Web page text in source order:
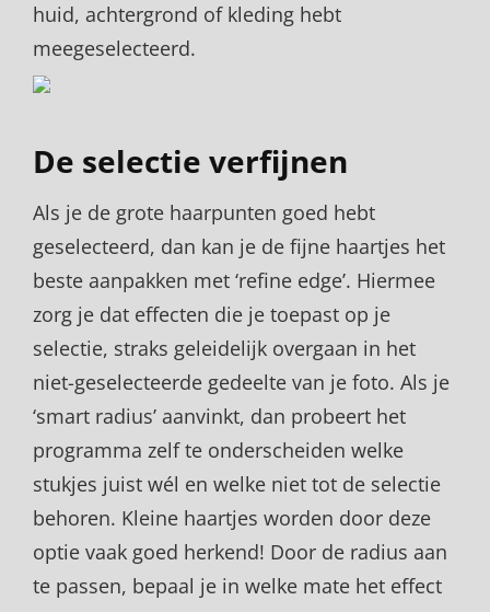
huid, achtergrond of kleding hebt
meegeselecteerd.
De selectie verfijnen
Als je de grote haarpunten goed hebt
geselecteerd, dan kan je de fijne haartjes het
beste aanpakken met ‘refine edge’. Hiermee
zorg je dat effecten die je toepast op je
selectie, straks geleidelijk overgaan in het
niet-geselecteerde gedeelte van je foto. Als je
‘smart radius’ aanvinkt, dan probeert het
programma zelf te onderscheiden welke
stukjes juist wél en welke niet tot de selectie
behoren. Kleine haartjes worden door deze
optie vaak goed herkend! Door de radius aan
te passen, bepaal je in welke mate het effect